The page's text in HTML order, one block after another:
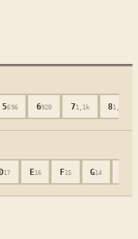
5696 6920 71,1k 81,3k
17 E16 F15 G14